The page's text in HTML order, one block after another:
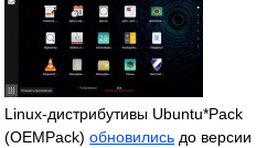
Linux-дистрибутивы Ubuntu*Pack
(OEMPack)обновились до версии